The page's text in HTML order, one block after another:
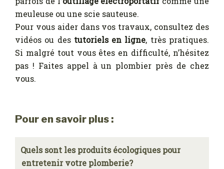
meuleuse ou une scie sauteuse.
Pour vous aider dans vos travaux, consultez des
vidéos ou des tutoriels en ligne, très pratiques.
Si malgré tout vous êtes en difficulté, n’hésitez
pas ! Faites appel à un plombier près de chez
vous.
Pour en savoir plus :
Quels sont les produits écologiques pour
entretenir votre plomberie?